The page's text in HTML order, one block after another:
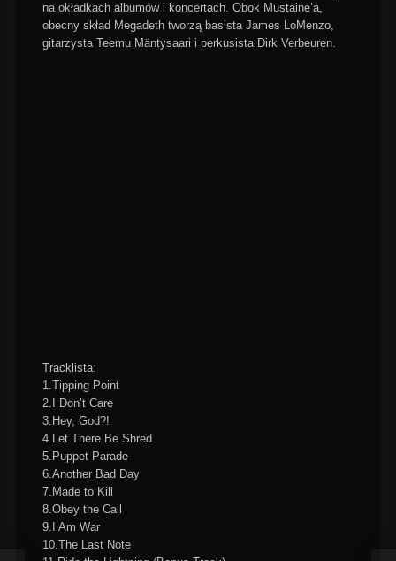
na okładkach albumów i koncertach. Obok Mustaine’a,
obecny skład Megadeth tworzą basista James LoMenzo,
gitarzysta Teemu Mäntysaari i perkusista Dirk Verbeuren.
Tracklista:
1.Tipping Point
2.I Don’t Care
3.Hey, God?!
4.Let There Be Shred
5.Puppet Parade
6.Another Bad Day
7.Made to Kill
8.Obey the Call
9.I Am War
10.The Last Note